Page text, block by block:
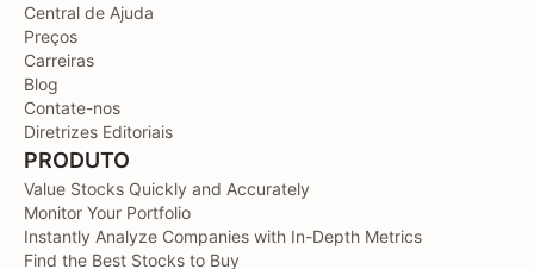
Central de Ajuda
Preços
Carreiras
Blog
Contate-nos
Diretrizes Editoriais
PRODUTO
Value Stocks Quickly and Accurately
Monitor Your Portfolio
Instantly Analyze Companies with In-Depth Metrics
Find the Best Stocks to Buy